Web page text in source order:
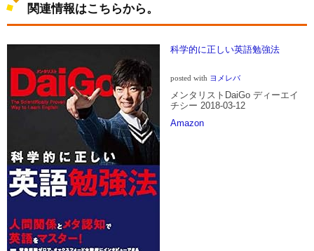
関連情報はこちらから。
科学的に正しい英語勉強法
posted with ヨメレバ
メンタリストDaiGo ディーエイ
チシー 2018-03-12
Amazon